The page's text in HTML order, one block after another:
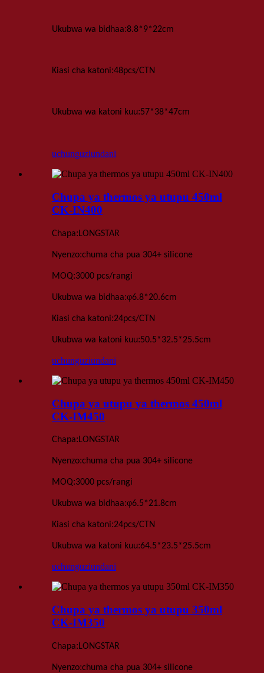
Ukubwa wa bidhaa:8.8*9*22cm
Kiasi cha katoni:48pcs/CTN
Ukubwa wa katoni kuu:57*38*47cm
uchunguziundani
Chupa ya thermos ya utupu 450ml
CK-IN400
Chapa:LONGSTAR
Nyenzo:chuma cha pua 304+ silicone
MOQ:3000 pcs/rangi
Ukubwa wa bidhaa:φ6.8*20.6cm
Kiasi cha katoni:24pcs/CTN
Ukubwa wa katoni kuu:50.5*32.5*25.5cm
uchunguziundani
Chupa ya utupu ya thermos 450ml
CK-IM450
Chapa:LONGSTAR
Nyenzo:chuma cha pua 304+ silicone
MOQ:3000 pcs/rangi
Ukubwa wa bidhaa:φ6.5*21.8cm
Kiasi cha katoni:24pcs/CTN
Ukubwa wa katoni kuu:64.5*23.5*25.5cm
uchunguziundani
Chupa ya thermos ya utupu 350ml
CK-IM350
Chapa:LONGSTAR
Nyenzo:chuma cha pua 304+ silicone